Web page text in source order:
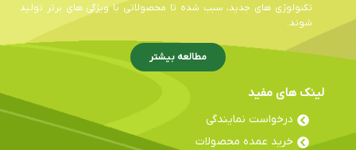
تکنولوژی های جدید، سبب شده تا محصولاتی با ویژگی های برتر تولید
شوند.
مطالعه بیشتر
لینک های مفید
درخواست نمایندگی
خرید عمده محصولات